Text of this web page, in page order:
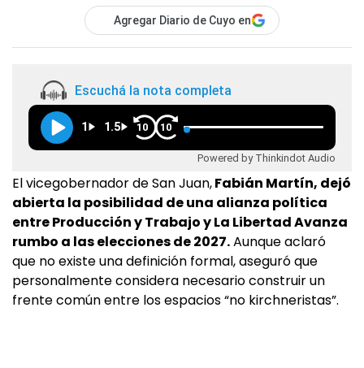
Agregar Diario de Cuyo en
Escuchá la nota completa
1 1.5 10 10
Powered by Thinkindot Audio
El vicegobernador de San Juan,Fabián Martín, dejó
abierta la posibilidad de una alianza política
entre Producción y Trabajo y La Libertad Avanza
rumbo a las elecciones de 2027.Aunque aclaró
que no existe una definición formal, aseguró que
personalmente considera necesario construir un
frente común entre los espacios “no kirchneristas”.